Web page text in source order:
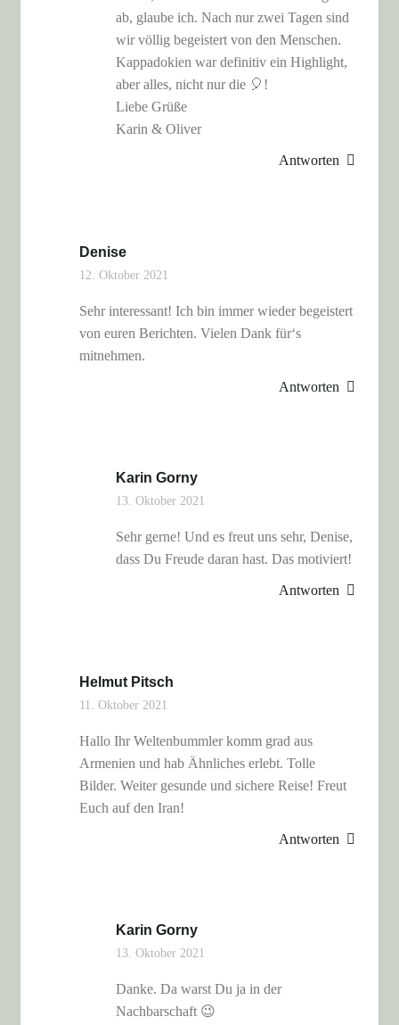
ab, glaube ich. Nach nur zwei Tagen sind
wir völlig begeistert von den Menschen.
Kappadokien war definitiv ein Highlight,
aber alles, nicht nur die 🎈!
Liebe Grüße
Karin & Oliver
Antworten
Denise
12. Oktober 2021
Sehr interessant! Ich bin immer wieder begeistert
von euren Berichten. Vielen Dank für‘s
mitnehmen.
Antworten
Karin Gorny
13. Oktober 2021
Sehr gerne! Und es freut uns sehr, Denise,
dass Du Freude daran hast. Das motiviert!
Antworten
Helmut Pitsch
11. Oktober 2021
Hallo Ihr Weltenbummler komm grad aus
Armenien und hab Ähnliches erlebt. Tolle
Bilder. Weiter gesunde und sichere Reise! Freut
Euch auf den Iran!
Antworten
Karin Gorny
13. Oktober 2021
Danke. Da warst Du ja in der
Nachbarschaft 😉